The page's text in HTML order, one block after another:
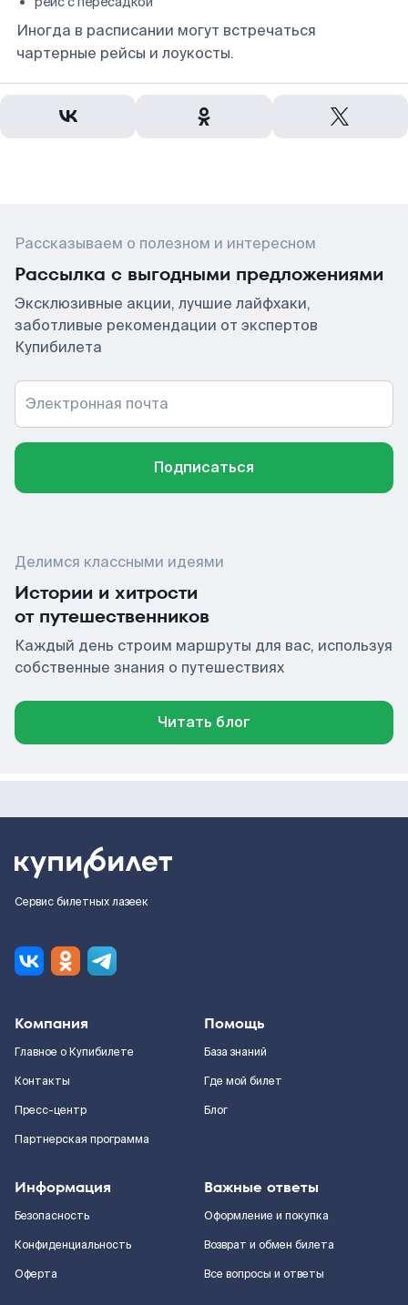
Иногда в расписании могут встречаться
чартерные рейсы и лоукосты.
Рассказываем о полезном и интересном
Рассылка с выгодными предложениями
Эксклюзивные акции, лучшие лайфхаки,
заботливые рекомендации от экспертов
Купибилета
Электронная почта
Подписаться
Делимся классными идеями
Истории и хитрости
от путешественников
Каждый день строим маршруты для вас, используя
собственные знания о путешествиях
Читать блог
Сервис билетных лазеек
Компания
Главное о Купибилете
Контакты
Пресс-центр
Партнерская программа
Помощь
База знаний
Где мой билет
Блог
Информация
Безопасность
Конфиденциальность
Оферта
Важные ответы
Оформление и покупка
Возврат и обмен билета
Все вопросы и ответы